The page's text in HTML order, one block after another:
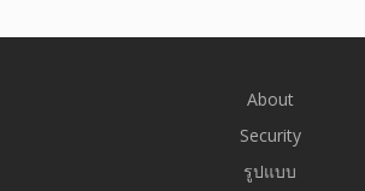
About
Security
รูปแบบ